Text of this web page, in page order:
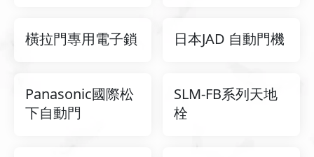
橫拉門專用電子鎖 日本JAD 自動門機
Panasonic國際松
下自動門
SLM-FB系列天地
栓